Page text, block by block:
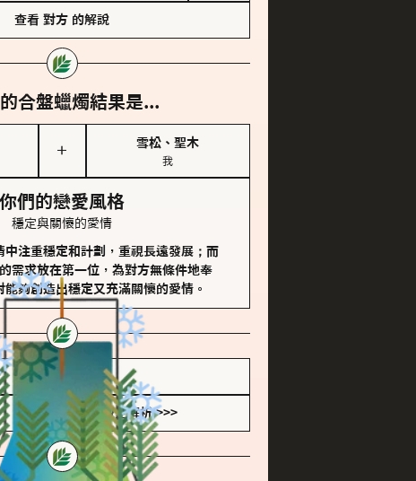
查看 對方 的解說
合盤蠟燭結果是...
＋
雪松、聖木
我
你們的戀愛風格
穩定與關懷的愛情
中注重穩定和計劃，重視長遠發展；而
需求放在第一位，為對方無條件地奉
能夠創造出穩定又充滿關懷的愛情。
儲存我的結果圖
查看香氛類型全解析 >>>